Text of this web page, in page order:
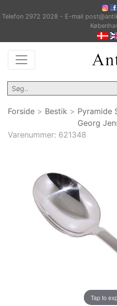
Telefon 2972 2028 - E-mail
Forside > Bestik > Pyramide
Georg
Varenummer: 621348
Tap to